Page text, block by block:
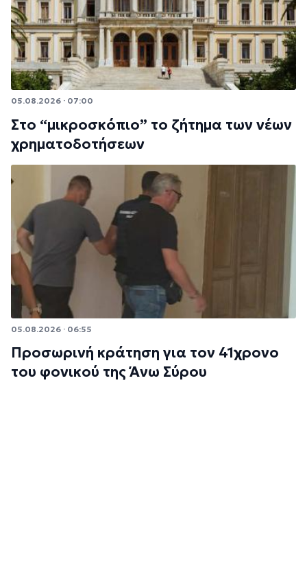
05.08.2026 · 07:00
Στο “μικροσκόπιο” το ζήτημα των νέων
χρηματοδοτήσεων
05.08.2026 · 06:55
Προσωρινή κράτηση για τον 41χρονο
του φονικού της Άνω Σύρου